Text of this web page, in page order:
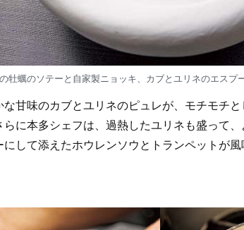
牡蠣のソテーと自家製ニョッキ、カブとユリネのエスプ
な甘味のカブとユリネのピュレが、モチモチ
に本多シェフは、過熱したユリネも盛って
にして添えたホウレンソウとトランペットが